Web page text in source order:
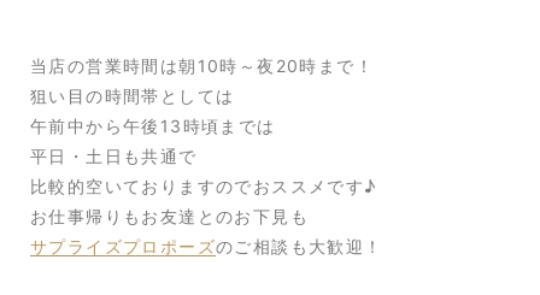
当店の営業時間は朝10時～夜20時まで！
狙い目の時間帯としては
午前中から午後13時頃までは
平日・土日も共通で
比較的空いておりますのでおススメです♪
お仕事帰りもお友達とのお下見も
サプライズプロポーズのご相談も大歓迎！